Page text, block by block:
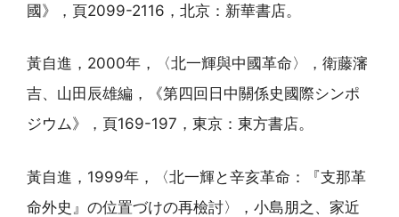
國》，頁2099-2116，北京：新華書店。
黃自進，2000年，〈北一輝與中國革命〉，衛藤瀋
吉、山田辰雄編，《第四回日中關係史國際シンポ
ジウム》，頁169-197，東京：東方書店。
黃自進，1999年，〈北一輝と辛亥革命：『支那革
命外史』の位置づけの再檢討〉，小島朋之、家近